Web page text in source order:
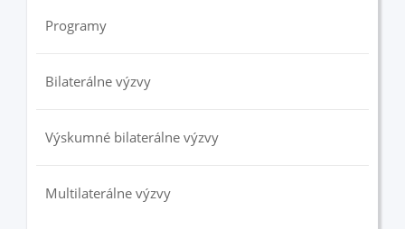
Programy
Bilaterálne výzvy
Výskumné bilaterálne výzvy
Multilaterálne výzvy